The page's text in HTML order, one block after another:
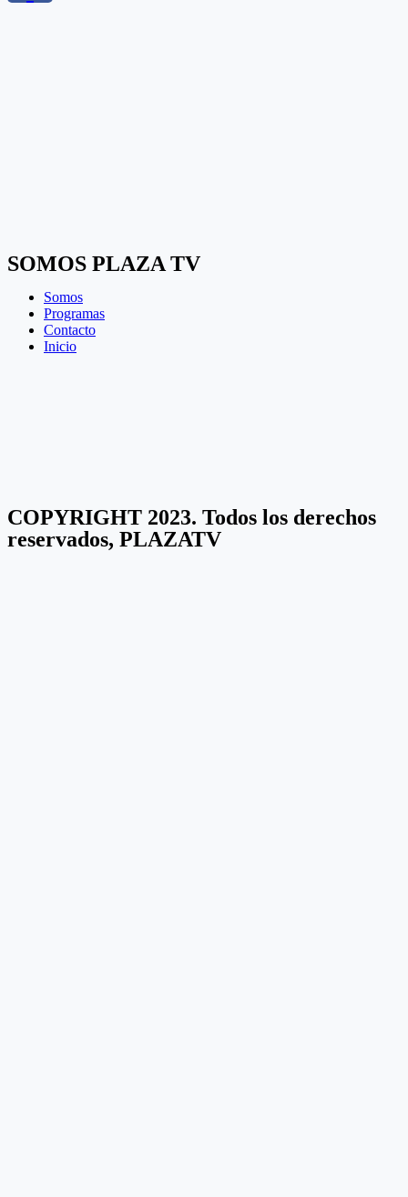
SOMOS PLAZA TV
Somos
Programas
Contacto
Inicio
COPYRIGHT 2023. Todos los derechos
reservados, PLAZATV